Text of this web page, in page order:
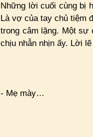
Những lời cuối cùng bị
Là vợ của tay chủ tiệm
trong câm lặng. Một sự
chịu nhẫn nhịn ấy. Lời
- Mẹ mày…